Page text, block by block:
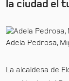
la ciudad el
Adela Pedrosa,
La alcaldesa de